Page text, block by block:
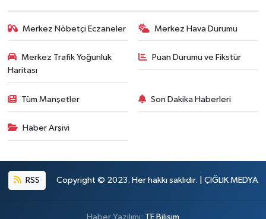
Merkez Nöbetçi Eczaneler Merkez Hava Durumu
Merkez Trafik Yoğunluk
Haritası
Puan Durumu ve Fikstür
Tüm Manşetler Son Dakika Haberleri
Haber Arşivi
RSS Copyright © 2023. Her hakkı saklıdır. | ÇIĞLIK MEDYA
Haber Yazılımı: TE Bilişim